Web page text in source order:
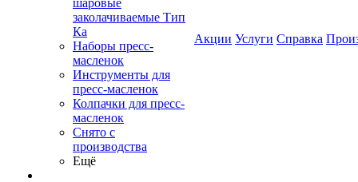
шаровые
заколачиваемые Тип
Кa
Наборы пресс-
масленок
Инструменты для
пресс-масленок
Колпачки для пресс-
масленок
Снято с
производства
Ещё
Акции Услуги Справка